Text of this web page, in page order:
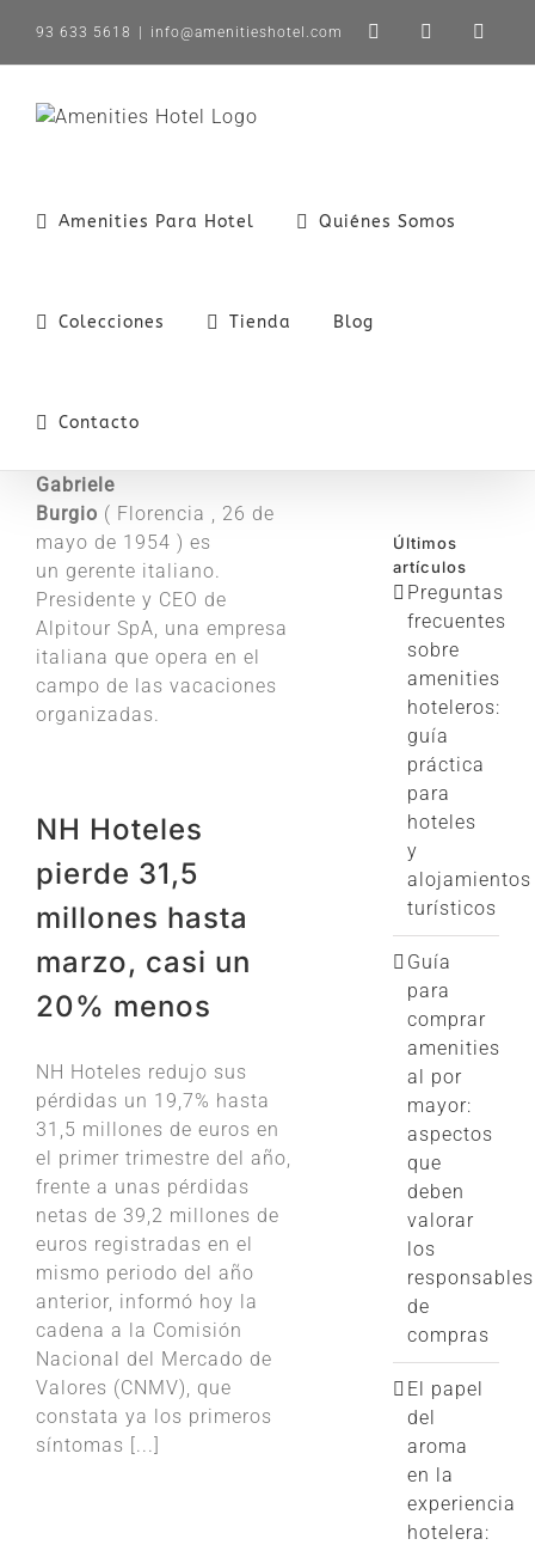
contenido
93 633 5618 info@amenitieshotel.com LinkedIn
X
Amenities Para Hotel Quiénes Somos
Colecciones Tienda Blog
Contacto
Gabriele
Burgio ( Florencia , 26 de
mayo de 1954 ) es
un gerente italiano.
Presidente y CEO de
Alpitour SpA, una empresa
italiana que opera en el
campo de las vacaciones
organizadas.
NH Hoteles
pierde 31,5
millones hasta
marzo, casi un
20% menos
NH Hoteles redujo sus
pérdidas un 19,7% hasta
31,5 millones de euros en
el primer trimestre del año,
frente a unas pérdidas
netas de 39,2 millones de
euros registradas en el
mismo periodo del año
anterior, informó hoy la
cadena a la Comisión
Nacional del Mercado de
Valores (CNMV), que
constata ya los primeros
síntomas [...]
Últimos
artículos
Preguntas
frecuentes
sobre
amenities
hoteleros:
guía
práctica
para
hoteles
y
alojamientos
turísticos
Guía
para
comprar
amenities
al por
mayor:
aspectos
que
deben
valorar
los
responsables
de
compras
El papel
del
aroma
en la
experiencia
hotelera: